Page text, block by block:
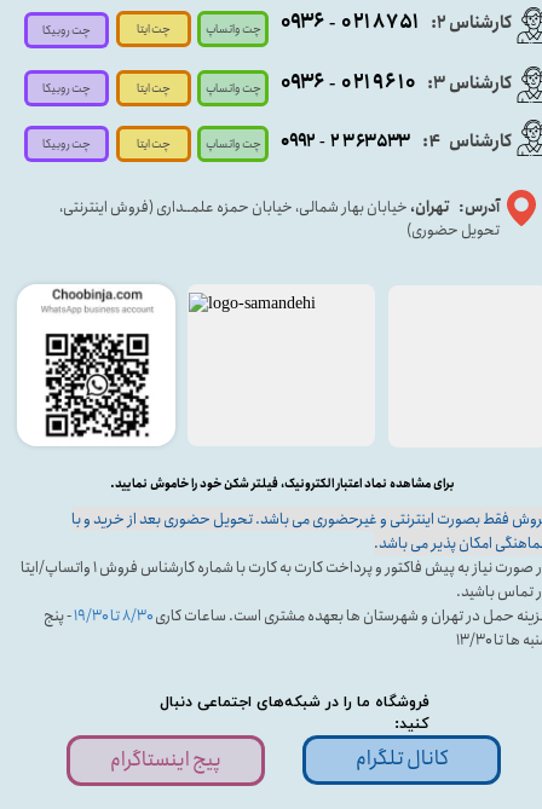
فروشگاه ما را در شبکه‌های اجتماعی دنبال
کنید:
آدرس: تهران، خیابان بهار شمالی، خیابان حمزه علمــداری (فروش اینترنتی،
تحویل حضوری)
کارشناس ۳: ۰۲۱۹۶۱۰ -۰۹۳۶
فقط بصورت اینترنتی و غیرحضوری می باشد. تحویل حضوری بعد از خرید و با
امکان پذیر می باشد.
در صورت نیاز به پیش فاکتور و پرداخت کارت به کارت با شماره کارشناس فروش ۱ واتساپ/ایتا
تماس باشید.
حمل در تهران و شهرستان ها بعهده مشتری است. ساعات کاری۸/۳۰ تا ۱۹/۳۰
- پنج
ها تا ۱۳/۳۰
برای مشاهده نماد اعتبار الکترونیک، فیلتر شکن خود را خاموش نمایید.
پیج اینستاگرام کانال تلگرام
کارشناس ۲: ۰۲۱۸۷۵۱ - ۰۹۳۶
کارشناس 4
: ۲۳۶۳۵۳۳ - ۰۹۹۲ چت واتساپ
چت واتساپ
چت واتساپ
چت ایتا
چت ایتا
چت ایتا
چت روبیکا
چت روبیکا
چت روبیکا